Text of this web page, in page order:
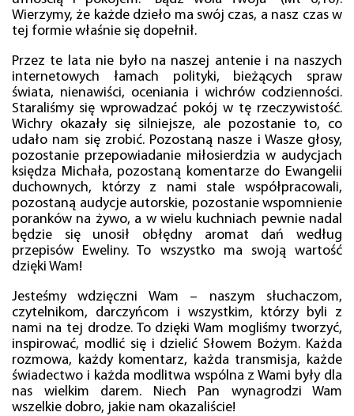
Wierzymy, że każde dzieło ma swój czas, a nasz czas w
tej formie właśnie się dopełnił.
Przez te lata nie było na naszej antenie i na naszych
internetowych łamach polityki, bieżących spraw
świata, nienawiści, oceniania i wichrów codzienności.
Staraliśmy się wprowadzać pokój w tę rzeczywistość.
Wichry okazały się silniejsze, ale pozostanie to, co
udało nam się zrobić. Pozostaną nasze i Wasze głosy,
pozostanie przepowiadanie miłosierdzia w audycjach
księdza Michała, pozostaną komentarze do Ewangelii
duchownych, którzy z nami stale współpracowali,
pozostaną audycje autorskie, pozostanie wspomnienie
poranków na żywo, a w wielu kuchniach pewnie nadal
będzie się unosił obłędny aromat dań według
przepisów Eweliny. To wszystko ma swoją wartość
dzięki Wam!
Jesteśmy wdzięczni Wam – naszym słuchaczom,
czytelnikom, darczyńcom i wszystkim, którzy byli z
nami na tej drodze. To dzięki Wam mogliśmy tworzyć,
inspirować, modlić się i dzielić Słowem Bożym. Każda
rozmowa, każdy komentarz, każda transmisja, każde
świadectwo i każda modlitwa wspólna z Wami były dla
nas wielkim darem. Niech Pan wynagrodzi Wam
wszelkie dobro, jakie nam okazaliście!